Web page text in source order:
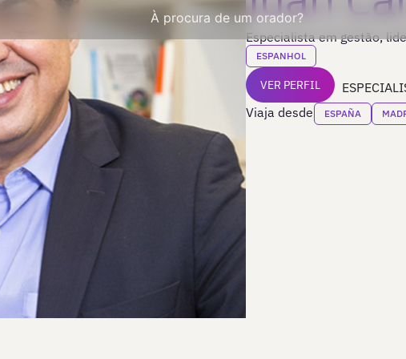
À procura de um orador?
Especialista em gestão,
ESPANHOL
VER PERFIL
Viaja desde ESPAÑA